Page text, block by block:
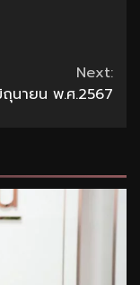
Next:
ถุนายน พ.ศ.2567